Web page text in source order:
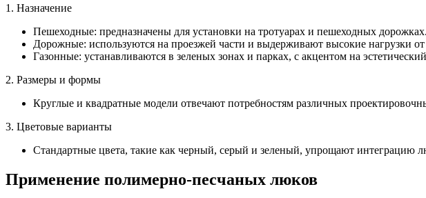
1. Назначение
Пешеходные: предназначены для установки на тротуарах и пешеходных дорожках.
Дорожные: используются на проезжей части и выдерживают высокие нагрузки от
Газонные: устанавливаются в зеленых зонах и парках, с акцентом на
2. Размеры и формы
Круглые и квадратные модели отвечают потребностям различных
3. Цветовые варианты
Стандартные цвета, такие как черный, серый и зеленый, упрощают интеграцию
Применение полимерно-песчаных люков